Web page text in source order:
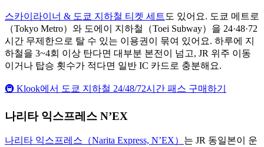
스카이라이너 & 도쿄 지하철 티켓 세트 도 있어요. 도쿄 메트로
（Tokyo Metro）와 도에이 지하철（Toei Subway）을 24·48·72
시간 무제한으로 탈 수 있는 이용권이 묶여 있어요. 하루에 지
하철을 3~4회 이상 탄다면 대부분 본전이 넘고, JR 위주 이동
이거나 탑승 횟수가 적다면 일반 IC 카드로 충분해요.
🚇 Klook에서 도쿄 지하철 24/48/72시간 패스 구매하기
나리타 익스프레스 N’EX
나리타 익스프레스（Narita Express, N’EX） 는 JR 동일본이 운